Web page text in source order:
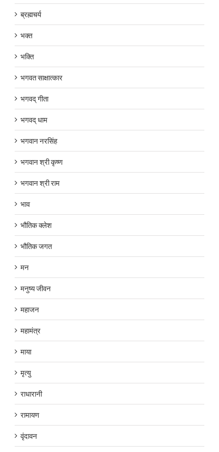
ब्रह्मचर्य
भक्त
भक्ति
भगवत साक्षात्कार
भगवद् गीता
भगवद् धाम
भगवान नरसिंह
भगवान श्री कृष्ण
भगवान श्री राम
भाव
भौतिक क्लेश
भौतिक जगत
मन
मनुष्य जीवन
महाजन
महामंत्र
माया
मृत्यु
राधारानी
रामायण
वृंदावन